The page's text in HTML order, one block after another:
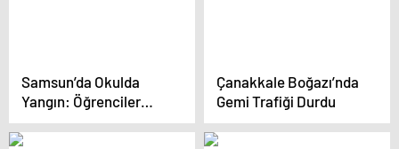
Samsun’da Okulda
Yangın: Öğrenciler
Tahliye Edildi
Çanakkale Boğazı’nda
Gemi Trafiği Durdu